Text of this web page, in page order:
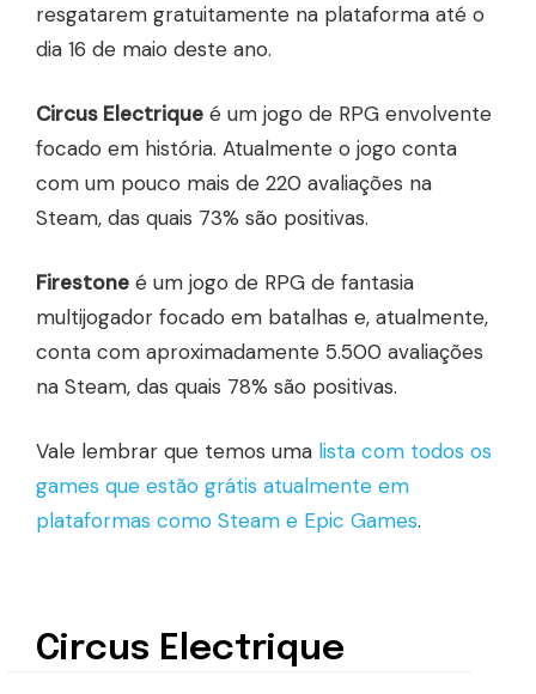
resgatarem gratuitamente na plataforma até o
dia 16 de maio deste ano.
Circus Electrique é um jogo de RPG envolvente
focado em história. Atualmente o jogo conta
com um pouco mais de 220 avaliações na
Steam, das quais 73% são positivas.
Firestone é um jogo de RPG de fantasia
multijogador focado em batalhas e, atualmente,
conta com aproximadamente 5.500 avaliações
na Steam, das quais 78% são positivas.
Vale lembrar que temos uma lista com todos os
games que estão grátis atualmente em
plataformas como Steam e Epic Games.
Circus Electrique